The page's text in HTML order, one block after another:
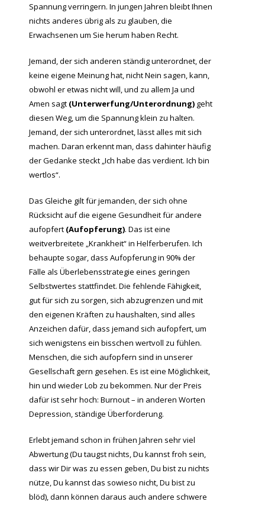
Spannung verringern. In jungen Jahren bleibt Ihnen
nichts anderes übrig als zu glauben, die
Erwachsenen um Sie herum haben Recht.
Jemand, der sich anderen ständig unterordnet, der
keine eigene Meinung hat, nicht Nein sagen, kann,
obwohl er etwas nicht will, und zu allem Ja und
Amen sagt (Unterwerfung/Unterordnung) geht
diesen Weg, um die Spannung klein zu halten.
Jemand, der sich unterordnet, lässt alles mit sich
machen. Daran erkennt man, dass dahinter häufig
der Gedanke steckt „Ich habe das verdient. Ich bin
wertlos“.
Das Gleiche gilt für jemanden, der sich ohne
Rücksicht auf die eigene Gesundheit für andere
aufopfert (Aufopferung). Das ist eine
weitverbreitete „Krankheit“ in Helferberufen. Ich
behaupte sogar, dass Aufopferung in 90% der
Fälle als Überlebensstrategie eines geringen
Selbstwertes stattfindet. Die fehlende Fähigkeit,
gut für sich zu sorgen, sich abzugrenzen und mit
den eigenen Kräften zu haushalten, sind alles
Anzeichen dafür, dass jemand sich aufopfert, um
sich wenigstens ein bisschen wertvoll zu fühlen.
Menschen, die sich aufopfern sind in unserer
Gesellschaft gern gesehen. Es ist eine Möglichkeit,
hin und wieder Lob zu bekommen. Nur der Preis
dafür ist sehr hoch: Burnout – in anderen Worten
Depression, ständige Überforderung.
Erlebt jemand schon in frühen Jahren sehr viel
Abwertung (Du taugst nichts, Du kannst froh sein,
dass wir Dir was zu essen geben, Du bist zu nichts
nütze, Du kannst das sowieso nicht, Du bist zu
blöd), dann können daraus auch andere schwere